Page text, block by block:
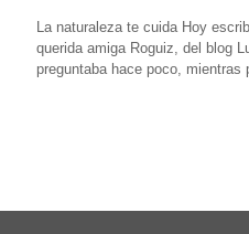
La naturaleza te cuida Hoy
querida amiga Roguiz, del blog
preguntaba hace poco, mientras